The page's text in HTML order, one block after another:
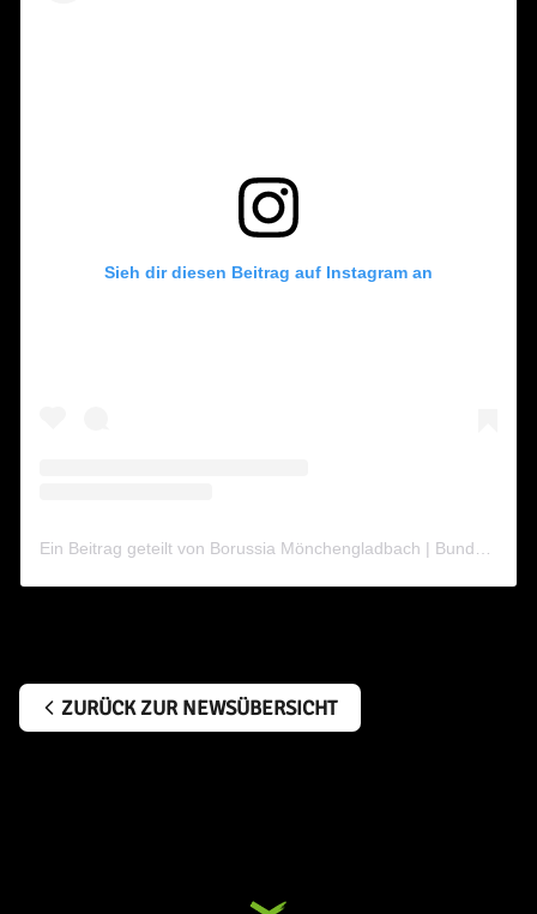
Sieh dir diesen Beitrag auf Instagram an
Ein Beitrag geteilt von Borussia Mönchengladbach | Bundesliga (@borussia)
ZURÜCK ZUR NEWSÜBERSICHT